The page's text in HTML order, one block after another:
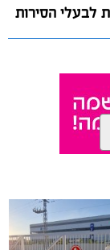
לבעלי הסירות
במרינה
חיזוק